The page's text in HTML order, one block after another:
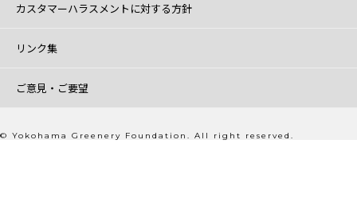
カスタマーハラスメントに対する方針
リンク集
ご意見・ご要望
© Yokohama Greenery Foundation. All right reserved.